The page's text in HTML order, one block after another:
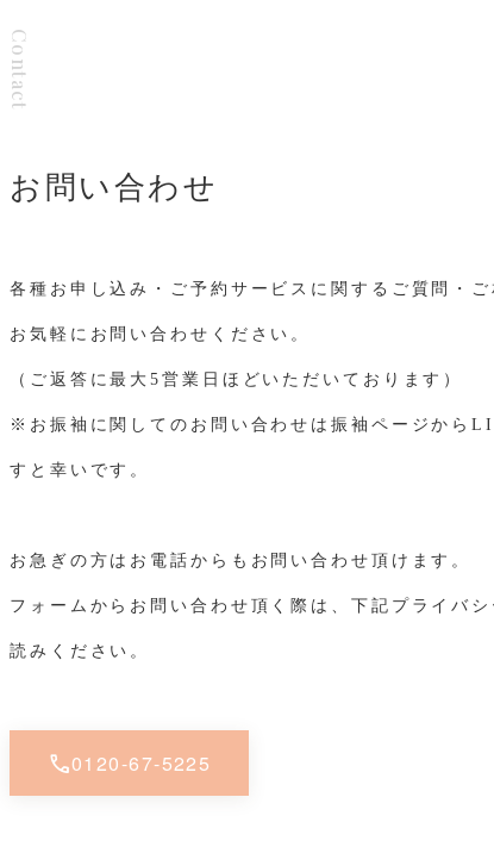
Contact
お問い合わせ
各種お申し込み・ご予約サービスに関するご質問・ご
お気軽にお問い合わせください。
（ご返答に最大5営業日ほどいただいております）
※お振袖に関してのお問い合わせは振袖ページから
すと幸いです。
お急ぎの方はお電話からもお問い合わせ頂けます。
フォームからお問い合わせ頂く際は、下記プライバ
読みください。
call0120-67-5225